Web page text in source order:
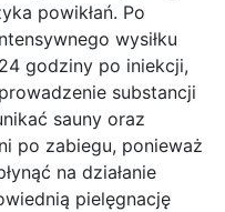
powikłań. Po
wysiłku
godziny po iniekcji,
substancji
sauny oraz
po zabiegu, ponieważ
na działanie
pielęgnację